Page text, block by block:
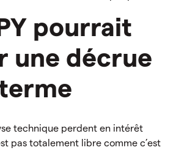
pourrait
une décrue
technique perdent en intérêt
pas totalement libre comme c’est